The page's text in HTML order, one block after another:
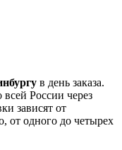
в день заказа.
России через
зависят от
от одного до четырех